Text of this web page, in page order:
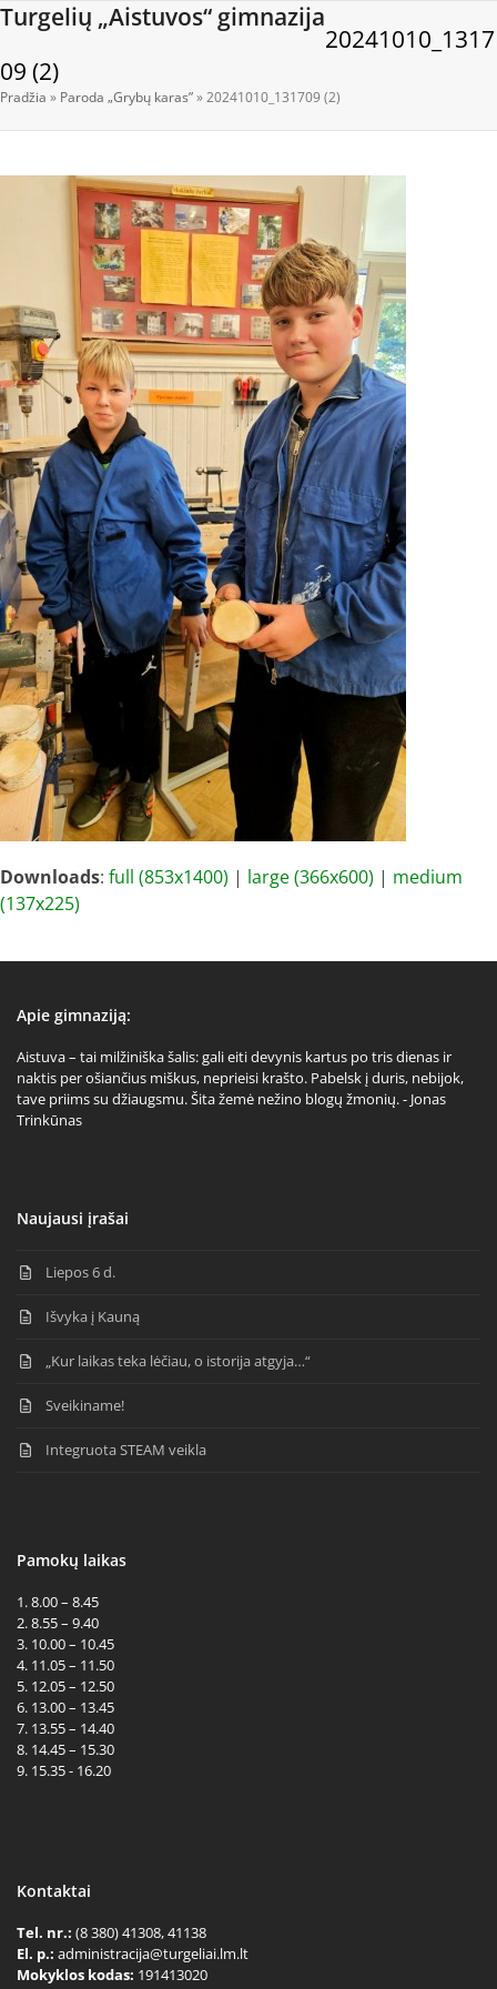
Skip
content
Turgelių „Aistuvos“ gimnazija
Open
menu
Close
menu
20241010_1317
09 (2)
Pradžia » Paroda „Grybų karas”»20241010_131709 (2)
Downloads: full (853x1400) | large (366x600) | medium
(137x225)
Apie gimnaziją:
Aistuva – tai milžiniška šalis: gali eiti devynis kartus po tris dienas ir
naktis per ošiančius miškus, neprieisi krašto. Pabelsk į duris, nebijok,
tave priims su džiaugsmu. Šita žemė nežino blogų žmonių. - Jonas
Trinkūnas
Naujausi įrašai
Liepos 6 d.
Išvyka į Kauną
„Kur laikas teka lėčiau, o istorija atgyja…“
Sveikiname!
Integruota STEAM veikla
Pamokų laikas
1. 8.00 – 8.45
2. 8.55 – 9.40
3. 10.00 – 10.45
4. 11.05 – 11.50
5. 12.05 – 12.50
6. 13.00 – 13.45
7. 13.55 – 14.40
8. 14.45 – 15.30
9. 15.35 - 16.20
Kontaktai
Tel. nr.: (8 380) 41308, 41138
El. p.: administracija@turgeliai.lm.lt
Mokyklos kodas: 191413020